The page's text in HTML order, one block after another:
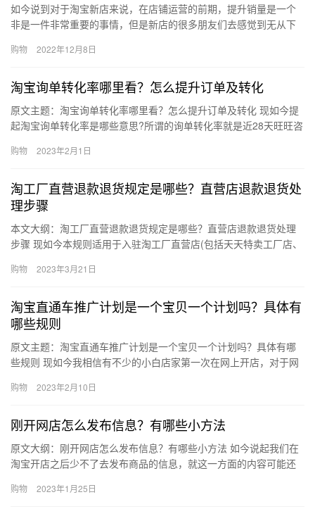
如今说到对于淘宝新店来说，在店铺运营的前期，提升销量是一个
非是一件非常重要的事情，但是新店的很多朋友们去感觉到无从下
吧。淘宝…
购物 2022年12月8日
淘宝询单转化率哪里看？怎么提升订单及转化
原文主题：淘宝询单转化率哪里看？怎么提升订单及转化 现如今提
起淘宝询单转化率是哪些意思?所谓的询单转化率就是近28天旺旺咨
购物 2023年2月1日
淘工厂直营退款退货规定是哪些？直营店退款退货处
理步骤
本文大纲：淘工厂直营退款退货规定是哪些？直营店退款退货处理
步骤 现如今本规则适用于入驻淘工厂直营店(包括天天特卖工厂店、
购物 2023年3月21日
淘宝直通车推广计划是一个宝贝一个计划吗？具体有
哪些规则
原文主题：淘宝直通车推广计划是一个宝贝一个计划吗？具体有哪
些规则 现如今我相信有不少的小白店家第一次在网上开店，对于网
用的…
购物 2023年2月10日
刚开网店怎么发布信息？有哪些小方法
原文大纲：刚开网店怎么发布信息？有哪些小方法 如今说起我们在
淘宝开店之后少不了去发布商品的信息，就这一方面的内容可能还
哪些…
购物 2023年1月25日